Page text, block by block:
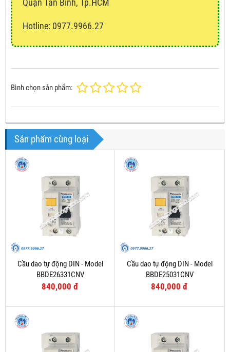
Quận Tân Bình, Tp.HCM
Hotline: 0977.9966.27
Bình chọn sản phẩm:
Sản phẩm cùng loại
Cầu dao tự động DIN - Model
BBDE26331CNV
840,000 đ
Cầu dao tự động DIN - Model
BBDE25031CNV
840,000 đ